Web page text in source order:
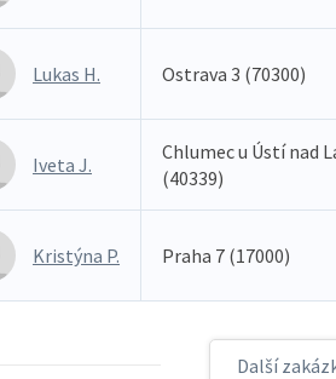
Lukas H. Ostrava 3 (70300)
Iveta J.
Chlumec u Ústí nad
(40339)
Kristýna P. Praha 7 (17000)
Další